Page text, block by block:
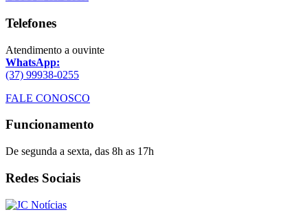
Telefones
Atendimento a ouvinte
WhatsApp:
(37) 99938-0255
FALE CONOSCO
Funcionamento
De segunda a sexta, das 8h as 17h
Redes Sociais